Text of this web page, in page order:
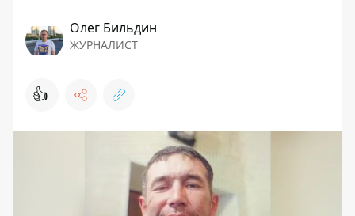
Олег Бильдин
ЖУРНАЛИСТ
👍